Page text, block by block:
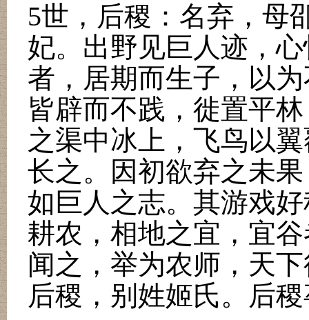
5世，后稷：名弃，母
妃。出野见巨人迹，
者，居期而生子，以
皆辟而不践，徙置平
之渠中冰上，飞鸟以
长之。因初欲弃之未
如巨人之志。其游戏
耕农，相地之宜，宜
闻之，举为农师，天
后稷，别姓姬氏。后